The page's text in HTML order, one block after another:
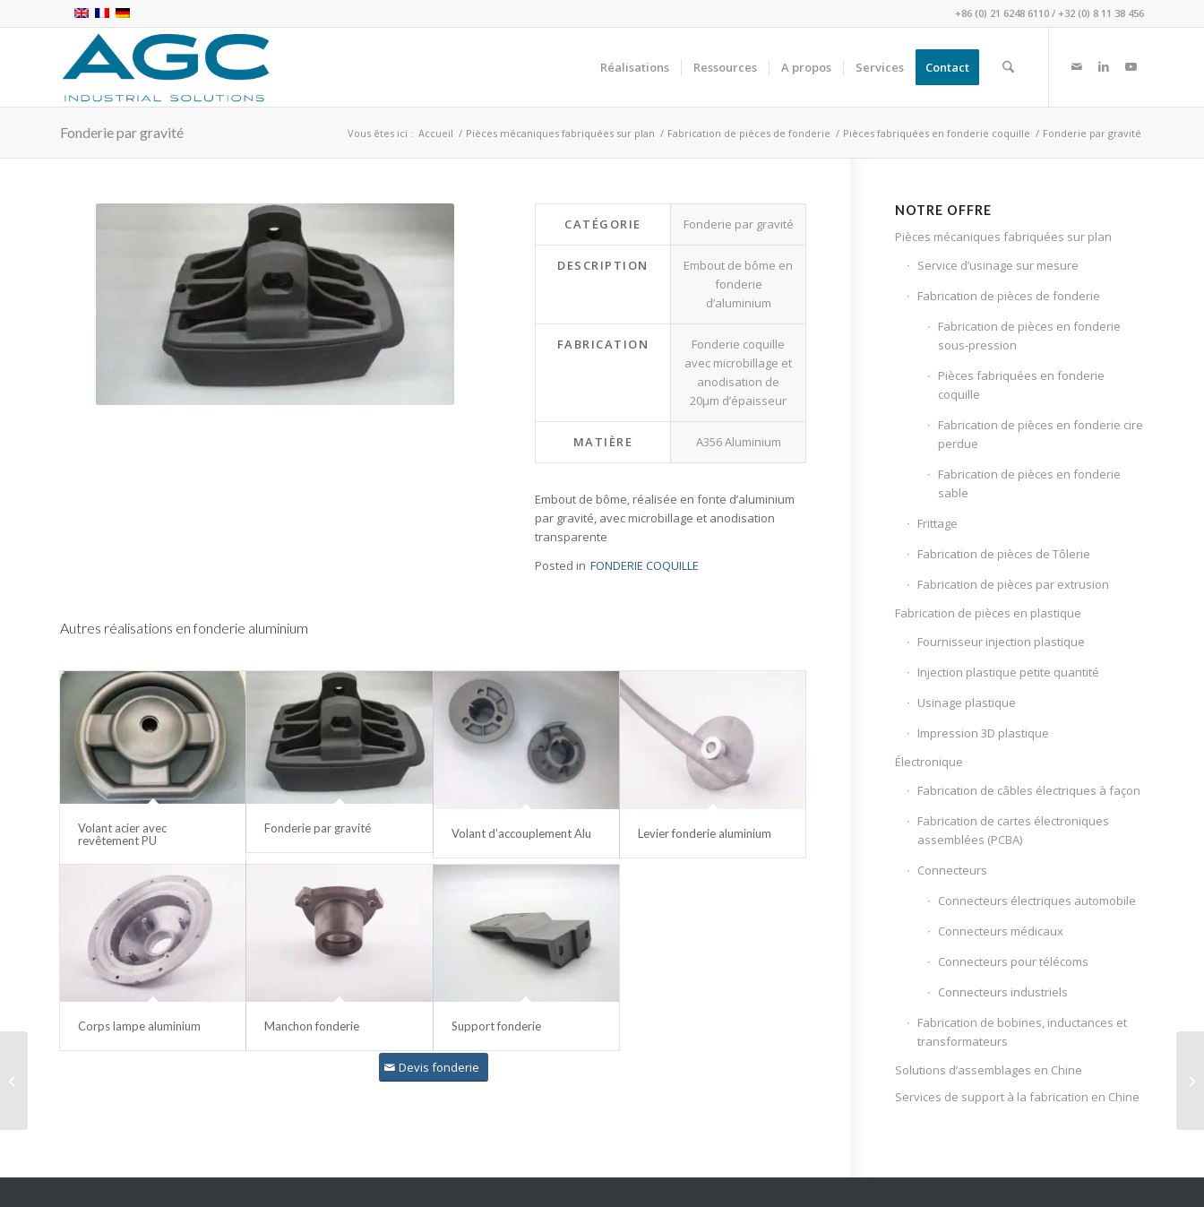
+86 (0) 21 6248 6110 / +32 (0) 8 11 38 456
Réalisations Ressources A propos Services Contact
Fonderie par gravité Vous êtes ici : Accueil / Pièces mécaniques fabriquées sur plan / Fabrication de pièces de fonderie / Pièces fabriquées en fonderie coquille / Fonderie par gravité
CATÉGORIE Fonderie par gravité
DESCRIPTION
Embout de bôme en
fonderie
d’aluminium
FABRICATION
Fonderie coquille
avec microbillage et
anodisation de
20µm d’épaisseur
MATIÈRE A356 Aluminium
Embout de bôme, réalisée en fonte d’aluminium
par gravité, avec microbillage et anodisation
transparente
Posted in FONDERIE COQUILLE
Autres réalisations en fonderie aluminium
Volant acier avec
revêtement PU
Fonderie par gravité Volant d’accouplement Alu Levier fonderie aluminium
Corps lampe aluminium Manchon fonderie Support fonderie
Devis fonderie
NOTRE OFFRE
Pièces mécaniques fabriquées sur plan
Service d’usinage sur mesure
Fabrication de pièces de fonderie
Fabrication de pièces en fonderie
sous-pression
Pièces fabriquées en fonderie
coquille
Fabrication de pièces en fonderie cire
perdue
Fabrication de pièces en fonderie
sable
Frittage
Fabrication de pièces de Tôlerie
Fabrication de pièces par extrusion
Fabrication de pièces en plastique
Fournisseur injection plastique
Injection plastique petite quantité
Usinage plastique
Impression 3D plastique
Électronique
Fabrication de câbles électriques à façon
Fabrication de cartes électroniques
assemblées (PCBA)
Connecteurs
Connecteurs électriques automobile
Connecteurs médicaux
Connecteurs pour télécoms
Connecteurs industriels
Fabrication de bobines, inductances et
transformateurs
Solutions d’assemblages en Chine
Services de support à la fabrication en Chine